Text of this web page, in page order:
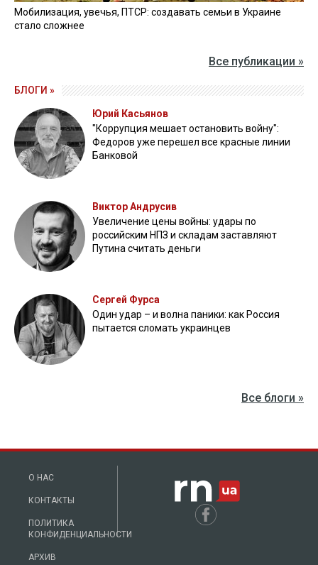
Мобилизация, увечья, ПТСР: создавать семьи в Украине
стало сложнее
Все публикации »
БЛОГИ »
Юрий Касьянов
"Коррупция мешает остановить войну":
Федоров уже перешел все красные линии
Банковой
Виктор Андрусив
Увеличение цены войны: удары по
российским НПЗ и складам заставляют
Путина считать деньги
Сергей Фурса
Один удар – и волна паники: как Россия
пытается сломать украинцев
Все блоги »
О НАС
КОНТАКТЫ
ПОЛИТИКА
КОНФИДЕНЦИАЛЬНОСТИ
АРХИВ